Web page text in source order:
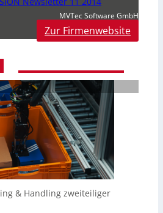
MVTec Software GmbH
Zur Firmenwebsite
& Handling zweiteiliger